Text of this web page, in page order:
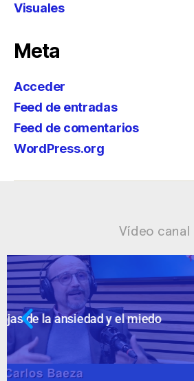
Visuales
Meta
Acceder
Feed de entradas
Feed de comentarios
WordPress.org
Vídeo canal
Ansiedad: supuestos